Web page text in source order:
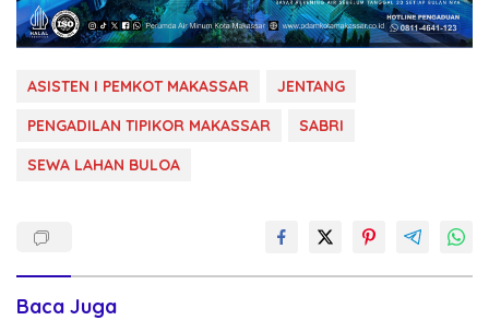
ASISTEN I PEMKOT MAKASSAR
JENTANG
PENGADILAN TIPIKOR MAKASSAR
SABRI
SEWA LAHAN BULOA
Baca Juga